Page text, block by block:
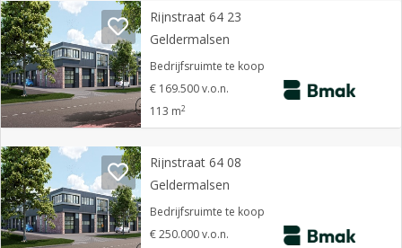
adverteren
Blog
Registreren
Login
Rijnstraat 64 23
Geldermalsen
Bedrijfsruimte te koop
€ 169.500 v.o.n.
113 m2
Rijnstraat 64 08
Geldermalsen
Bedrijfsruimte te koop
€ 250.000 v.o.n.